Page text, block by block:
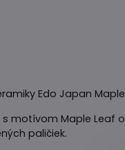
Edo Japan
motívom Maple Leaf
paličiek.